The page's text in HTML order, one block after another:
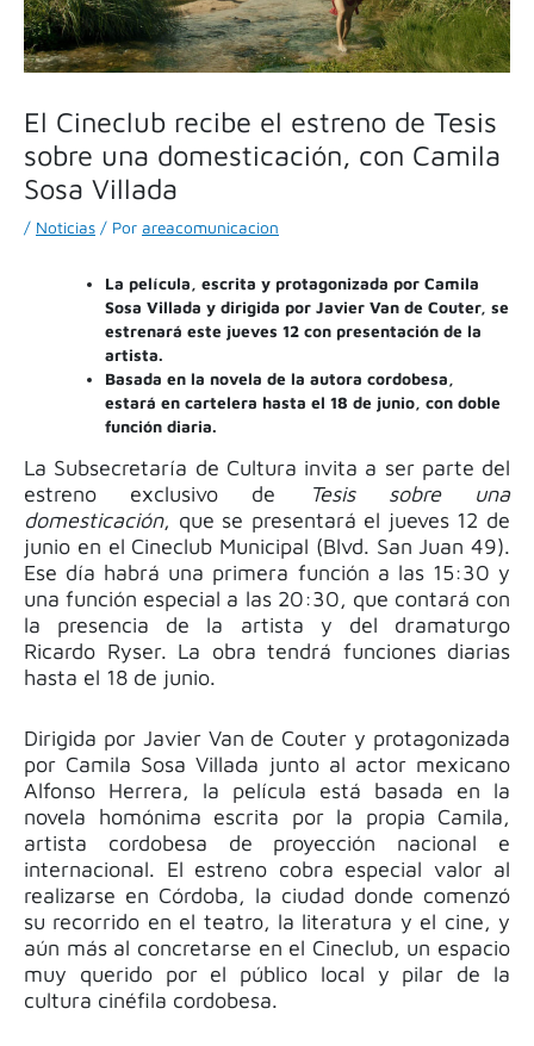
El Cineclub recibe el estreno de Tesis
sobre una domesticación, con Camila
Sosa Villada
/ Noticias / Por areacomunicacion
La película, escrita y protagonizada por Camila
Sosa Villada y dirigida por Javier Van de Couter, se
estrenará este jueves 12 con presentación de la
artista.
Basada en la novela de la autora cordobesa,
estará en cartelera hasta el 18 de junio, con doble
función diaria.
La Subsecretaría de Cultura invita a ser parte del
estreno exclusivo de
Tesis sobre una
domesticación, que se presentará el jueves 12 de
junio en el Cineclub Municipal (Blvd. San Juan 49).
Ese día habrá una primera función a las 15:30 y
una función especial a las 20:30, que contará con
la presencia de la artista y del dramaturgo
Ricardo Ryser. La obra tendrá funciones diarias
hasta el 18 de junio.
Dirigida por Javier Van de Couter y protagonizada
por Camila Sosa Villada junto al actor mexicano
Alfonso Herrera, la película está basada en la
novela homónima escrita por la propia Camila,
artista cordobesa de proyección nacional e
internacional. El estreno cobra especial valor al
realizarse en Córdoba, la ciudad donde comenzó
su recorrido en el teatro, la literatura y el cine, y
aún más al concretarse en el Cineclub, un espacio
muy querido por el público local y pilar de la
cultura cinéfila cordobesa.